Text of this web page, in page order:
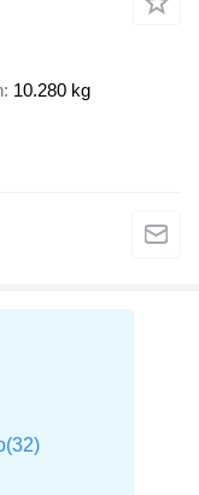
10.280 kg